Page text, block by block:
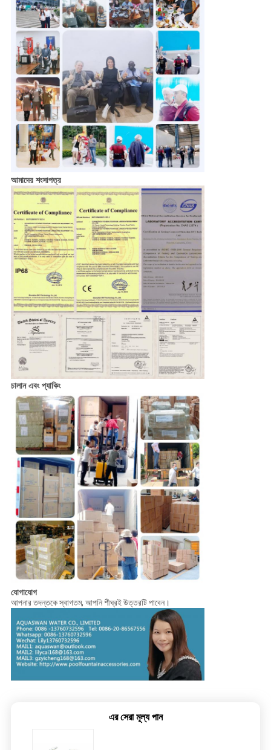
আমাদের শংসাপত্র
চালান এবং প্যাকিং
যোগাযোগ
আপনার তদন্তকে স্বাগতম, আপনি শীঘ্রই উত্তরটি পাবেন।
এর সেরা মূল্য পান